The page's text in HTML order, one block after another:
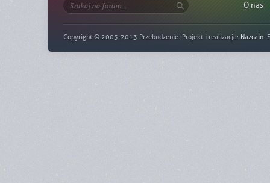
O nas
Copyright © 2005-2013 Przebudzenie. Projekt i realizacja: Nazcain.